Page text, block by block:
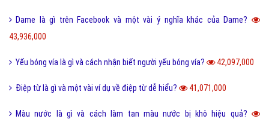
Dame là gì trên Facebook và một vài ý nghĩa khác của Dame?
43,936,000
Yếu bóng vía là gì và cách nhận biết người yếu bóng vía? 42,097,000
Điệp từ là gì và một vài ví dụ về điệp từ dễ hiểu? 41,071,000
Màu nước là gì và cách làm tan màu nước bị khô hiệu quả?